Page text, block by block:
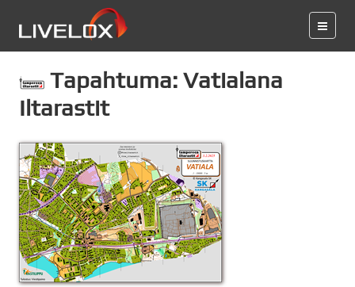
Tapahtuma: Vatialana
Iltarastit